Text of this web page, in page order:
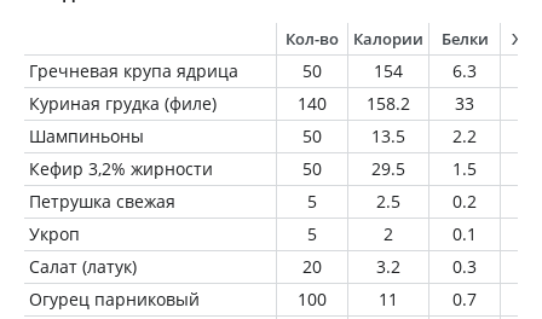
Кол-во Калории Белки
Гречневая крупа ядрица 50 154 6.3
Куриная грудка (филе)
140 158.2 33
Шампиньоны
50 13.5 2.2
Кефир 3,2% жирности
50 29.5 1.5
Петрушка свежая
5 2.5 0.2
Укроп
5 2 0.1
Салат (латук)
20 3.2 0.3
Огурец парниковый
100 11 0.7